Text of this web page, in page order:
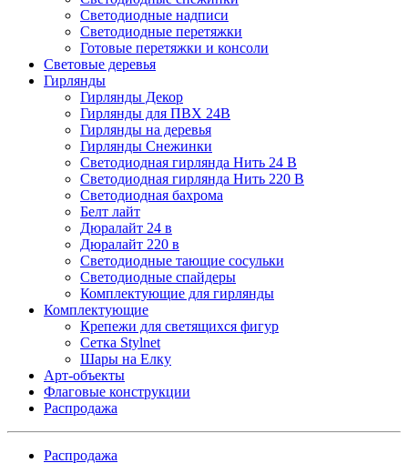
Светодиодные надписи
Светодиодные перетяжки
Готовые перетяжки и консоли
Световые деревья
Гирлянды
Гирлянды Декор
Гирлянды для ПВХ 24В
Гирлянды на деревья
Гирлянды Снежинки
Светодиодная гирлянда Нить 24 В
Светодиодная гирлянда Нить 220 В
Светодиодная бахрома
Белт лайт
Дюралайт 24 в
Дюралайт 220 в
Светодиодные тающие сосульки
Светодиодные спайдеры
Комплектующие для гирлянды
Комплектующие
Крепежи для светящихся фигур
Сетка Stylnet
Шары на Елку
Арт-объекты
Флаговые конструкции
Распродажа
Распродажа